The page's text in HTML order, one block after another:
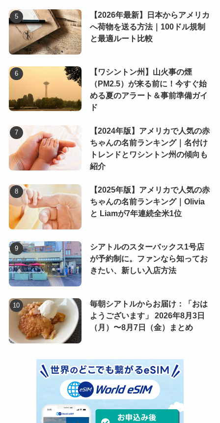
【2026年最新】日本からアメリカ
へ荷物を送る方法｜100ドル規制
と最適ルート比較
【ワシントン州】山火事の煙
（PM2.5）が来る前に！今すぐ始
める夏のアラート＆事前準備ガイ
ド
【2024年版】アメリカで人気の赤
ちゃんの名前ランキング｜名付け
トレンドとワシントン州の傾向も
紹介
【2025年版】アメリカで人気の赤
ちゃんの名前ランキング｜Olivia
と Liamが7年連続全米1位
シアトルのスターバックス1号店
が予約制に。ファンなら知ってお
きたい、新しい入店方法
毎朝シアトルからお届け：「おは
ようございます」 2026年8月3日
（月）〜8月7日（金）まとめ